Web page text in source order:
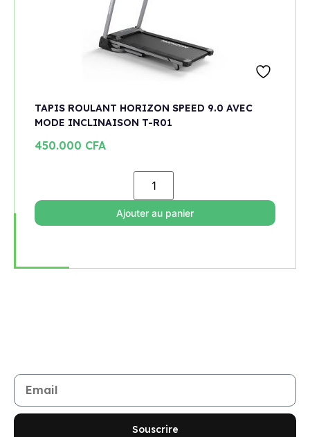
TAPIS ROULANT HORIZON SPEED 9.0 AVEC
MODE INCLINAISON T-R01
450.000 CFA
Ajouter au panier
Souscrire